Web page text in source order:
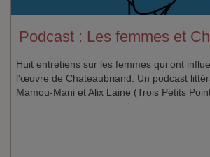
Podcast : Les femmes et
Huit entretiens sur les femmes qui ont
l'œuvre de Chateaubriand. Un podcast
Mamou-Mani et Alix Laine (Trois Petits